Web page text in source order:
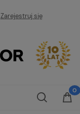
Zarejestruj się